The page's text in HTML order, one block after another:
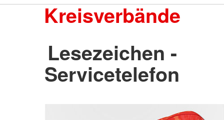
Kreisverbände
Lesezeichen -
Servicetelefon